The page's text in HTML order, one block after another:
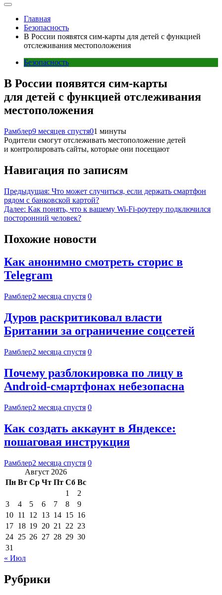
Главная
Безопасность
В России появятся сим-карты для детей с функцией
отслеживания местоположения
Безопасность
В России появятся сим-карты
для детей с функцией отслеживания
местоположения
Рамблер9 месяцев спустя01 минуты
Родители смогут отслеживать местоположение детей
и контролировать сайты, которые они посещают
Навигация по записям
Предыдущая: Что может случиться, если держать смартфон
рядом с банковской картой?
Далее: Как понять, что к вашему Wi-Fi-роутеру подключился
посторонний человек?
Похожие новости
Как анонимно смотреть сторис в
Telegram
Рамблер2 месяца спустя 0
Дуров раскритиковал власти
Британии за ограничение соцсетей
Рамблер2 месяца спустя 0
Почему разблокировка по лицу в
Android-смартфонах небезопасна
Рамблер2 месяца спустя 0
Как создать аккаунт в Яндексе:
пошаговая инструкция
Рамблер2 месяца спустя 0
Август 2026
Пн Вт Ср Чт Пт Сб Вс
1
2
3
4 5 6 7 8
9
10 11 12 13 14 15 16
17 18 19 20 21 22 23
24 25 26 27 28 29 30
31
« Июл
Рубрики